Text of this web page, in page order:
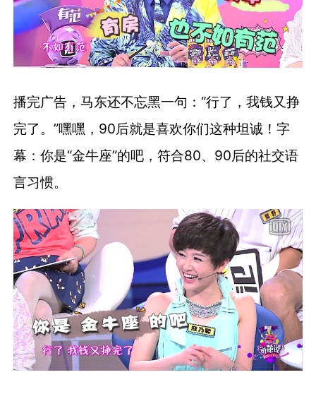
播完广告，马东还不忘黑一句：“行了，我钱又挣
完了。”嘿嘿，90后就是喜欢你们这种坦诚！字
幕：你是“金牛座”的吧，符合80、90后的社交语
言习惯。